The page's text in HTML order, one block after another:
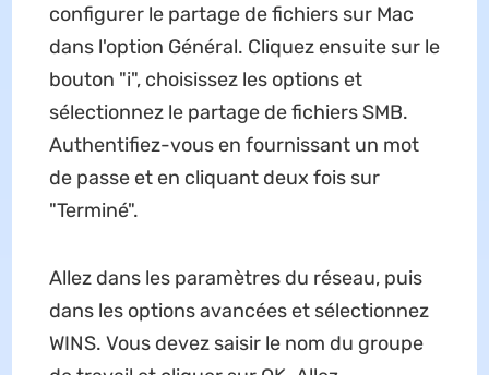
configurer le partage de fichiers sur Mac
dans l'option Général. Cliquez ensuite sur le
bouton "i", choisissez les options et
sélectionnez le partage de fichiers SMB.
Authentifiez-vous en fournissant un mot
de passe et en cliquant deux fois sur
"Terminé".
Allez dans les paramètres du réseau, puis
dans les options avancées et sélectionnez
WINS. Vous devez saisir le nom du groupe